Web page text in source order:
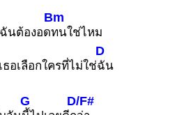
นต้องอด
Bm
ทนใช่ไหม
ธอเลือกใครที่ไม่ใช่
D
ฉัน
G D/F#